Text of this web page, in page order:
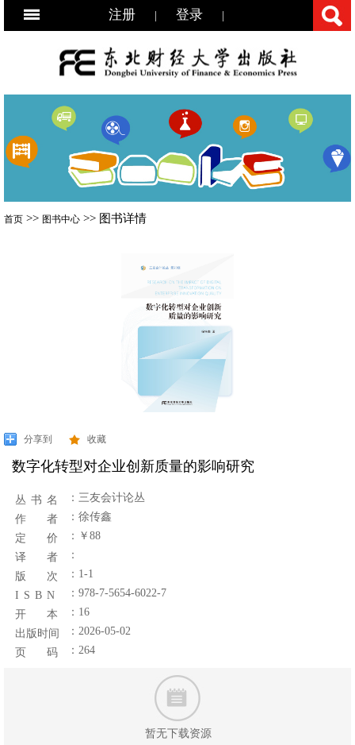
注册 登录
首页 >> 图书中心 >> 图书详情
分享到 收藏
数字化转型对企业创新质量的影响研究
丛 书 名 ： 三友会计论丛
作 者
：徐传鑫
定 价
：￥88
译 者
：
版 次
：1-1
I S B N
：978-7-5654-6022-7
开 本
：16
出版时间
：2026-05-02
页 码
：264
暂无下载资源